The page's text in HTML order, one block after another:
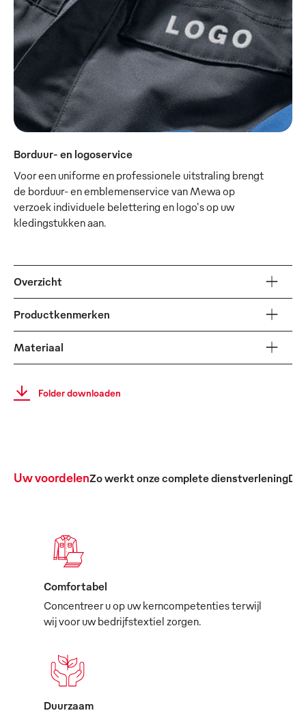
Borduur- en logoservice
Voor een uniforme en professionele uitstraling brengt
de borduur- en emblemenservice van Mewa op
verzoek individuele belettering en logo's op uw
kledingstukken aan.
Overzicht
Productkenmerken
Materiaal
Folder downloaden
Uw voordelenZo werkt onze complete dienstverleningDe
Comfortabel
Concentreer u op uw kerncompetenties terwijl
wij voor uw bedrijfstextiel zorgen.
Duurzaam